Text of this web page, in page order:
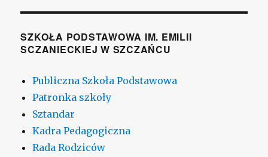
SZKOŁA PODSTAWOWA IM. EMILII
SCZANIECKIEJ W SZCZAŃCU
Publiczna Szkoła Podstawowa
Patronka szkoły
Sztandar
Kadra Pedagogiczna
Rada Rodziców